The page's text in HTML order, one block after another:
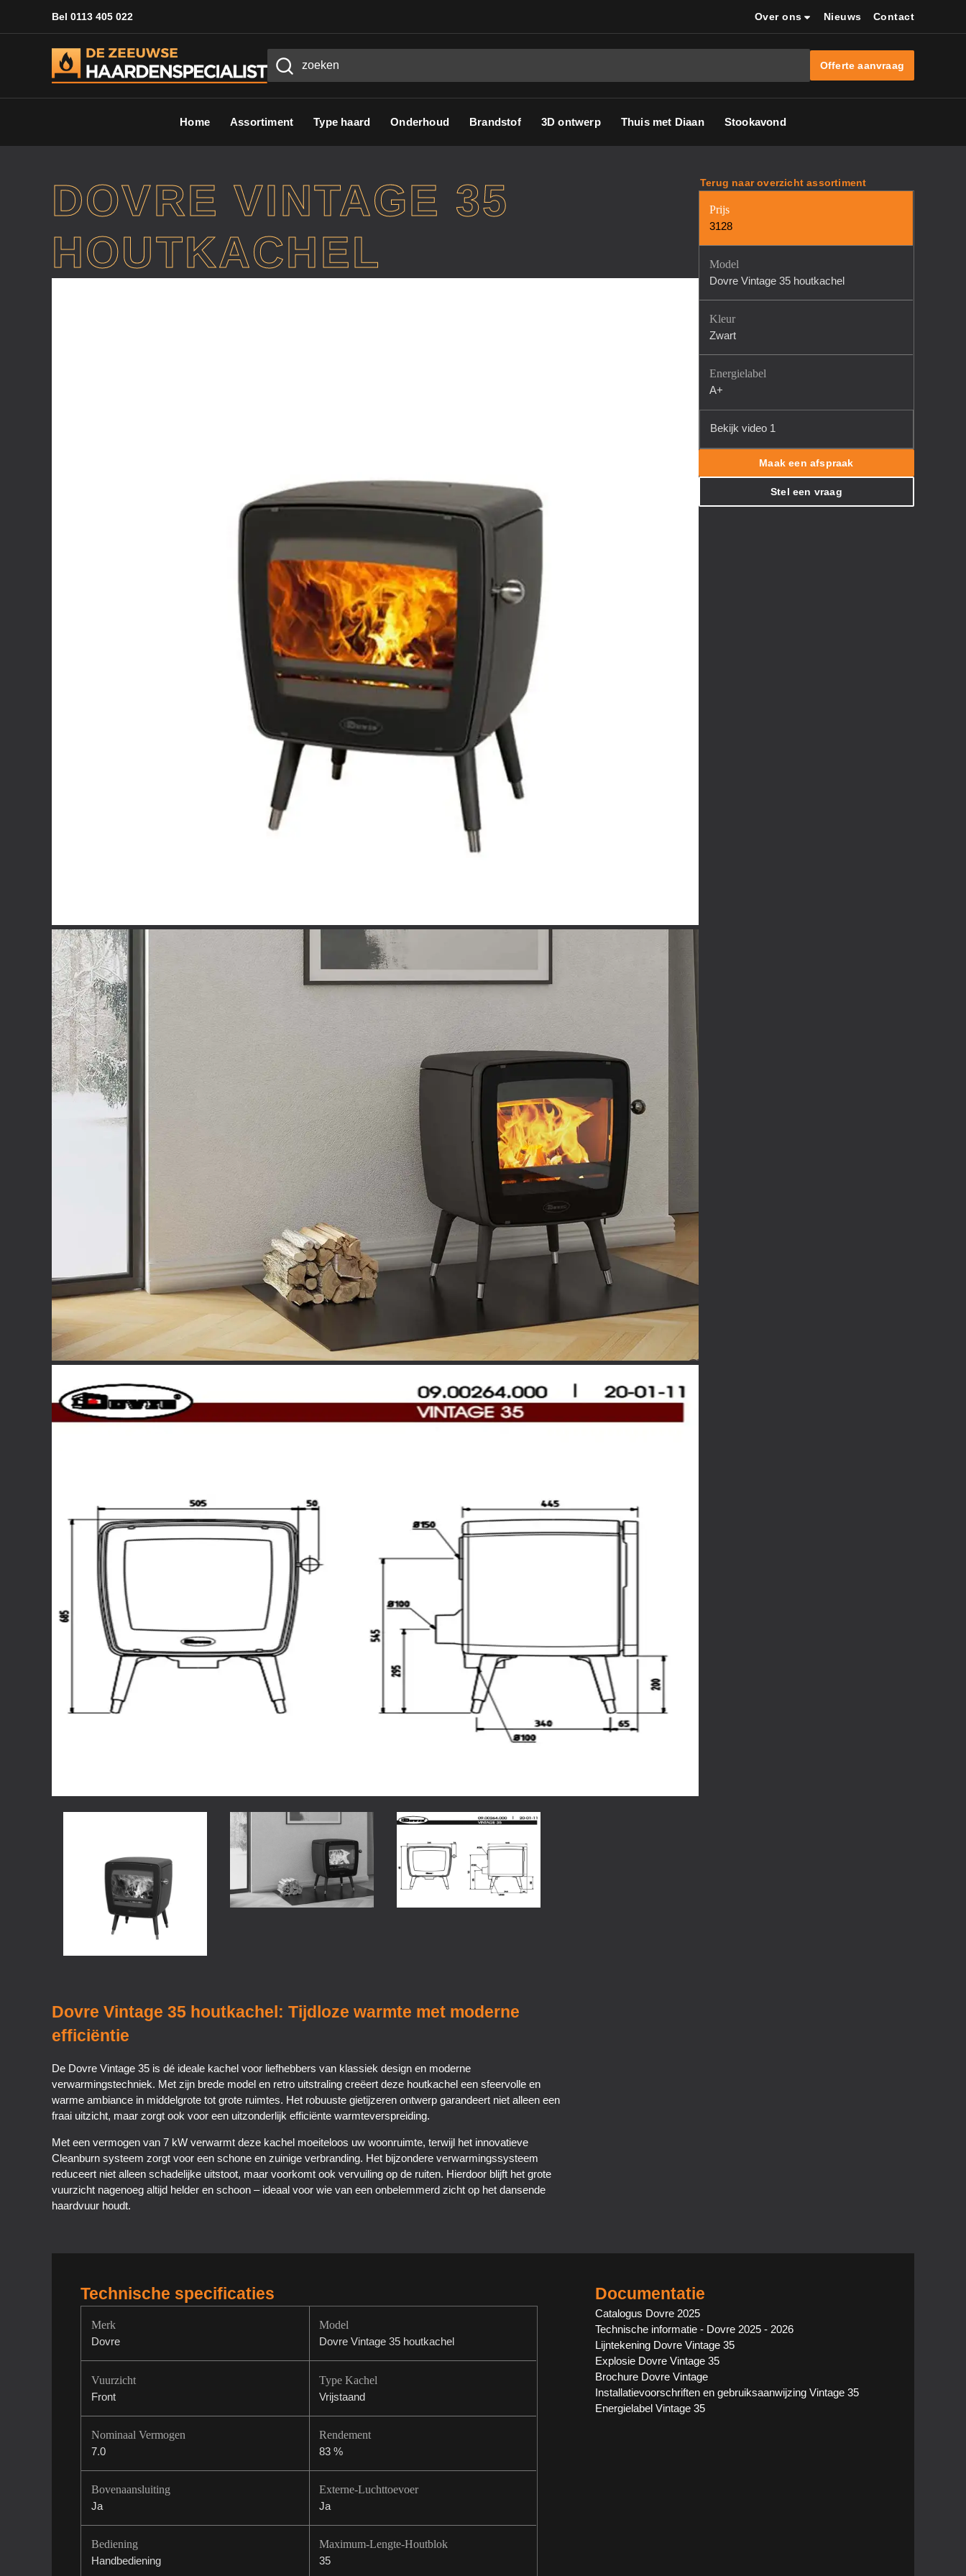
Bel 0113 405 022 Over ons Nieuws Contact
Offerte aanvraag
Home Assortiment Type haard Onderhoud Brandstof 3D ontwerp Thuis met Diaan Stookavond
DOVRE VINTAGE 35
HOUTKACHEL
Terug naar overzicht assortiment
Prijs
3128
Model
Dovre Vintage 35 houtkachel
Kleur
Zwart
Energielabel
A+
Bekijk video 1
Maak een afspraak
Stel een vraag
Dovre Vintage 35 houtkachel: Tijdloze warmte met moderne
efficiëntie
De Dovre Vintage 35 is dé ideale kachel voor liefhebbers van klassiek design en moderne
verwarmingstechniek. Met zijn brede model en retro uitstraling creëert deze houtkachel een sfeervolle en
warme ambiance in middelgrote tot grote ruimtes. Het robuuste gietijzeren ontwerp garandeert niet alleen een
fraai uitzicht, maar zorgt ook voor een uitzonderlijk efficiënte warmteverspreiding.
Met een vermogen van 7 kW verwarmt deze kachel moeiteloos uw woonruimte, terwijl het innovatieve
Cleanburn systeem zorgt voor een schone en zuinige verbranding. Het bijzondere verwarmingssysteem
reduceert niet alleen schadelijke uitstoot, maar voorkomt ook vervuiling op de ruiten. Hierdoor blijft het grote
vuurzicht nagenoeg altijd helder en schoon – ideaal voor wie van een onbelemmerd zicht op het dansende
haardvuur houdt.
Technische specificaties
Merk
Dovre
Model
Dovre Vintage 35 houtkachel
Vuurzicht
Front
Type Kachel
Vrijstaand
Nominaal Vermogen
7.0
Rendement
83 %
Bovenaansluiting
Ja
Externe-Luchttoevoer
Ja
Bediening
Handbediening
Maximum-Lengte-Houtblok
35
Documentatie
Catalogus Dovre 2025
Technische informatie - Dovre 2025 - 2026
Lijntekening Dovre Vintage 35
Explosie Dovre Vintage 35
Brochure Dovre Vintage
Installatievoorschriften en gebruiksaanwijzing Vintage 35
Energielabel Vintage 35